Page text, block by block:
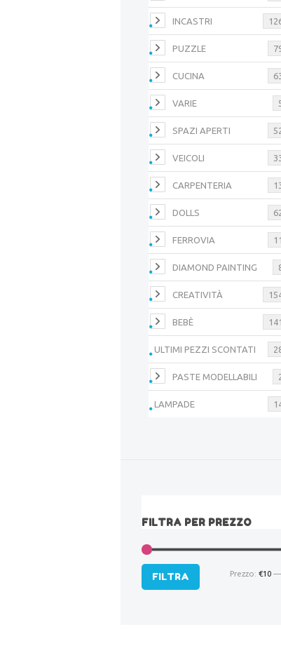
INCASTRI
PUZZLE
CUCINA
VARIE
SPAZI APERTI
VEICOLI
CARPENTERIA
DOLLS
FERROVIA 11
DIAMOND PAINTING
CREATIVITÀ
BEBÈ 141
ULTIMI PEZZI SCONTATI
PASTE MODELLABILI
LAMPADE
FILTRA PER PREZZO
FILTRA Prezzo: €10 —